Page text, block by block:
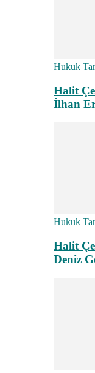
Hukuk
Halit
İlhan
Hukuk
Halit
Deniz